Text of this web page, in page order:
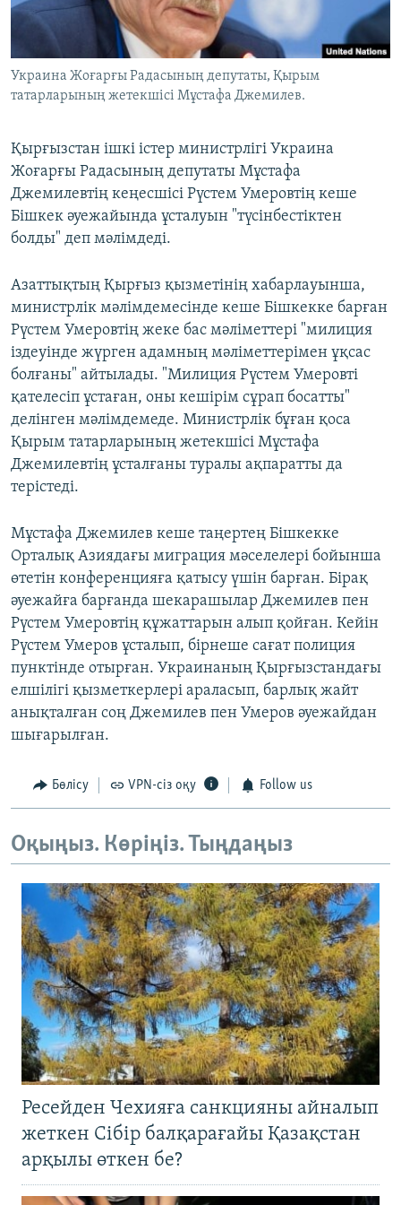
ЖАЗЫЛЫҢЫЗ
Басқа тілдерде
Украина Жоғарғы Радасының депутаты, Қырым
татарларының жетекшісі Мұстафа Джемилев.
Қырғызстан ішкі істер министрлігі Украина
Жоғарғы Радасының депутаты Мұстафа
Джемилевтің кеңесшісі Рүстем Умеровтің кеше
Бішкек әуежайында ұсталуын "түсінбестіктен
болды" деп мәлімдеді.
Азаттықтың Қырғыз қызметінің хабарлауынша,
министрлік мәлімдемесінде кеше Бішкекке барған
Рүстем Умеровтің жеке бас мәліметтері "милиция
іздеуінде жүрген адамның мәліметтерімен ұқсас
болғаны" айтылады. "Милиция Рүстем Умеровті
қателесіп ұстаған, оны кешірім сұрап босатты"
делінген мәлімдемеде. Министрлік бұған қоса
Қырым татарларының жетекшісі Мұстафа
Джемилевтің ұсталғаны туралы ақпаратты да
терістеді.
Мұстафа Джемилев кеше таңертең Бішкекке
Орталық Азиядағы миграция мәселелері бойынша
өтетін конференцияға қатысу үшін барған. Бірақ
әуежайға барғанда шекарашылар Джемилев пен
Рүстем Умеровтің құжаттарын алып қойған. Кейін
Рүстем Умеров ұсталып, бірнеше сағат полиция
пунктінде отырған. Украинаның Қырғызстандағы
елшілігі қызметкерлері араласып, барлық жайт
анықталған соң Джемилев пен Умеров әуежайдан
шығарылған.
Бөлісу VPN-сіз оқу Follow us
Оқыңыз. Көріңіз. Тыңдаңыз
Ресейден Чехияға санкцияны айналып
жеткен Сібір балқарағайы Қазақстан
арқылы өткен бе?